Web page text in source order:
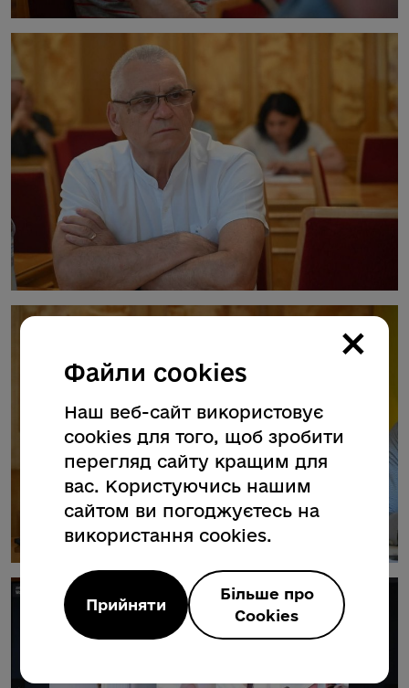
×
Файли cookies
Наш веб-сайт використовує
cookies для того, щоб зробити
перегляд сайту кращим для
вас. Користуючись нашим
сайтом ви погоджуєтесь на
використання cookies.
Прийняти
Більше про
Cookies